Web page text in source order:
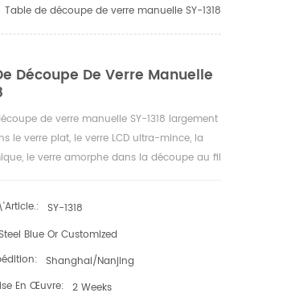
Table de découpe de verre manuelle SY-1318
Découpe De Verre Manuelle
de verre manuelle SY-1318 largement
le verre plat, le verre LCD ultra-mince, la
le verre amorphe dans la découpe au fil
fiable et stable, efficacité et précision
; la longue durée de vie de la molette
être réparée gratuitement.
SY-1318
Blue Or Customized
Shanghai/Nanjing
En Œuvre: 2 Weeks